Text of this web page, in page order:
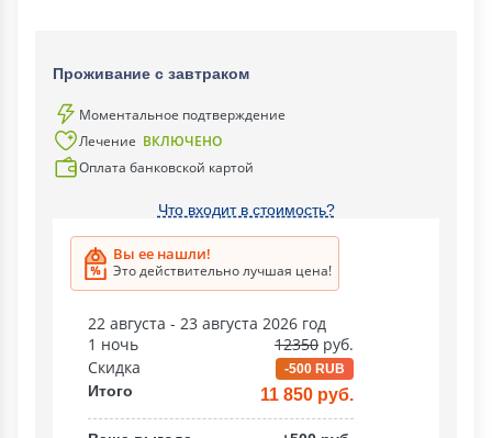
Проживание с завтраком
Моментальное подтверждение
Лечение ВКЛЮЧЕНО
Оплата банковской картой
Что входит в стоимость?
Вы ее нашли!
Это действительно лучшая цена!
22 августа - 23 августа 2026 год
1 ночь
12350 руб.
Скидка
-500 RUB
Итого 11 850 руб.